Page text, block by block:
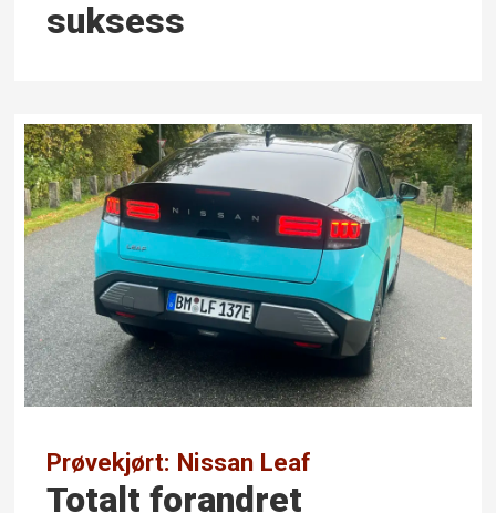
suksess
Prøvekjørt: Nissan Leaf
Totalt forandret